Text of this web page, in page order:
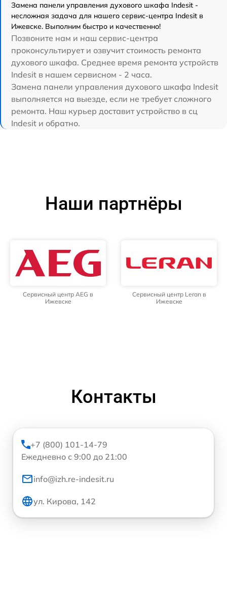
Замена панели управления духового шкафа Indesit -
несложная задача для нашего сервис-центра Indesit в
Ижевске. Выполним быстро и качественно!
Позвоните нам и наш сервис-центра
проконсультирует и озвучит стоимость ремонта
духового шкафа. Среднее время ремонта устройств
Indesit в нашем сервисном - 2 часа.
Замена панели управления духового шкафа Indesit
выполняется на выезде, если не требует сложного
ремонта. Наш курьер доставит устройство в сц
Indesit и обратно.
Наши партнёры
Сервисный центр AEG в
Ижевске
Сервисный центр Leran в
Ижевске
Контакты
+7 (800) 101-14-79
Ежедневно с 9:00 до 21:00
info@izh.re-indesit.ru
ул. Кирова, 142